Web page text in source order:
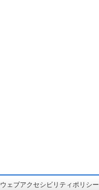
ウェブアクセシビリティポリシー